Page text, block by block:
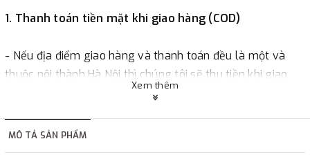
1. Thanh toán tiền mặt khi giao hàng (COD)
- Nếu địa điểm giao hàng và thanh toán đều là một và
thuộc nội thành Hà Nội thì chúng tôi sẽ thu tiền khi giao
hàng hoặc khách hàng đặt tiền trước một phần giá trị đơn
2. Thanh toán trực tiếp tại :
Xem thêm
MÔ TẢ SẢN PHẨM